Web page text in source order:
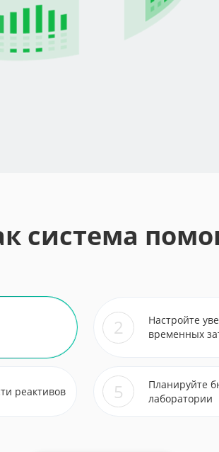
система
2
Настройте
временных
реактивов 5
Планируйте
лаборатории